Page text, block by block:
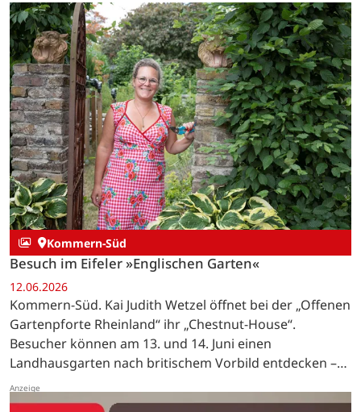
Kommern-Süd
Besuch im Eifeler »Englischen Garten«
12.06.2026
Kommern-Süd. Kai Judith Wetzel öffnet bei der „Offenen
Gartenpforte Rheinland“ ihr „Chestnut-House“.
Besucher können am 13. und 14. Juni einen
Landhausgarten nach britischem Vorbild entdecken –
mit Feuerstelle, Gartenlaube, Sonnenuhr und vielen
versteckte…